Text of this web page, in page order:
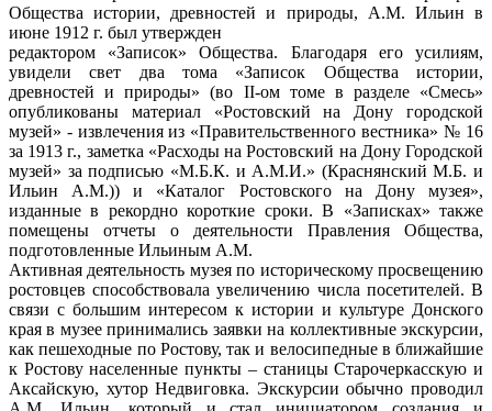
Общества истории, древностей и природы, А.М. Ильин в
июне 1912 г. был утвержден
редактором «Записок» Общества. Благодаря его усилиям,
увидели свет два тома «Записок Общества истории,
древностей и природы» (во II-ом томе в разделе «Смесь»
опубликованы материал «Ростовский на Дону городской
музей» - извлечения из «Правительственного вестника» № 16
за 1913 г., заметка «Расходы на Ростовский на Дону Городской
музей» за подписью «М.Б.К. и А.М.И.» (Краснянский М.Б. и
Ильин А.М.)) и «Каталог Ростовского на Дону музея»,
изданные в рекордно короткие сроки. В «Записках» также
помещены отчеты о деятельности Правления Общества,
подготовленные Ильиным А.М.
Активная деятельность музея по историческому просвещению
ростовцев способствовала увеличению числа посетителей. В
связи с большим интересом к истории и культуре Донского
края в музее принимались заявки на коллективные экскурсии,
как пешеходные по Ростову, так и велосипедные в ближайшие
к Ростову населенные пункты – станицы Старочеркасскую и
Аксайскую, хутор Недвиговка. Экскурсии обычно проводил